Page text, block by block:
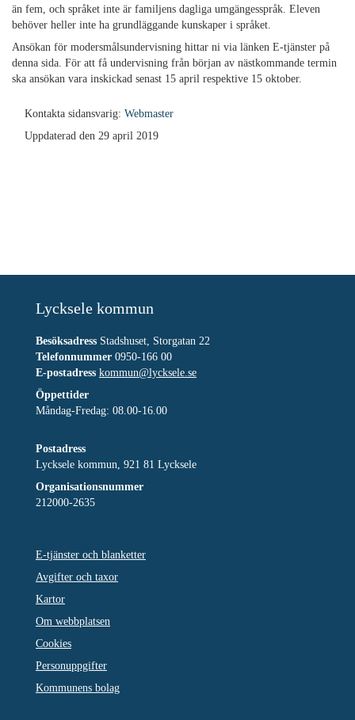
än fem, och språket inte är familjens dagliga umgängesspråk. Eleven
behöver heller inte ha grundläggande kunskaper i språket.
Ansökan för modersmålsundervisning hittar ni via länken E-tjänster på
denna sida. För att få undervisning från början av nästkommande termin
ska ansökan vara inskickad senast 15 april respektive 15 oktober.
Kontakta sidansvarig: Webmaster
Uppdaterad den 29 april 2019
Lycksele kommun
Besöksadress Stadshuset, Storgatan 22
Telefonnummer 0950-166 00
E-postadress kommun@lycksele.se
Öppettider
Måndag-Fredag: 08.00-16.00
Postadress
Lycksele kommun, 921 81 Lycksele
Organisationsnummer
212000-2635
E-tjänster och blanketter
Avgifter och taxor
Kartor
Om webbplatsen
Cookies
Personuppgifter
Kommunens bolag